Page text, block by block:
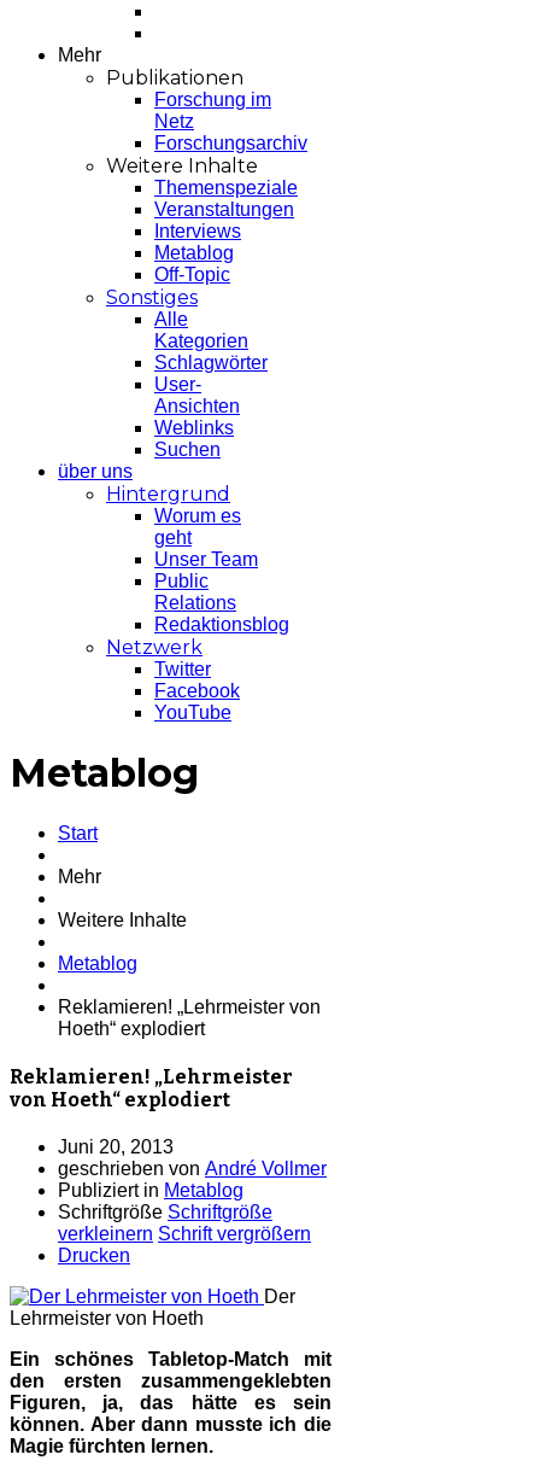
Mehr
Publikationen
Forschung im
Netz
Forschungsarchiv
Weitere Inhalte
Themenspeziale
Veranstaltungen
Interviews
Metablog
Off-Topic
Sonstiges
Alle
Kategorien
Schlagwörter
User-
Ansichten
Weblinks
Suchen
über uns
Hintergrund
Worum es
geht
Unser Team
Public
Relations
Redaktionsblog
Netzwerk
Twitter
Facebook
YouTube
Metablog
Start
Mehr
Weitere Inhalte
Metablog
Reklamieren! „Lehrmeister von
Hoeth“ explodiert
Reklamieren! „Lehrmeister
von Hoeth“ explodiert
Juni 20, 2013
geschrieben von André Vollmer
Publiziert in Metablog
Schriftgröße Schriftgröße
verkleinern Schrift vergrößern
Drucken
Der
Lehrmeister von Hoeth
Ein schönes Tabletop-Match mit
den ersten zusammengeklebten
Figuren, ja, das hätte es sein
können. Aber dann musste ich die
Magie fürchten lernen.